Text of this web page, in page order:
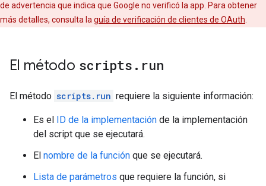
de advertencia que indica que Google no verificó la app. Para obtener
más detalles, consulta la guía de verificación de clientes de OAuth
El método scripts . run
El método scripts.run requiere la siguiente información:
Es el ID de la implementación de la implementación
del script que se ejecutará.
El nombre de la función que se ejecutará.
Lista de parámetros que requiere la función, si